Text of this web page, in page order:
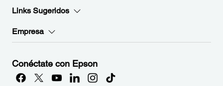
Links Sugeridos
Empresa
Conéctate con Epson